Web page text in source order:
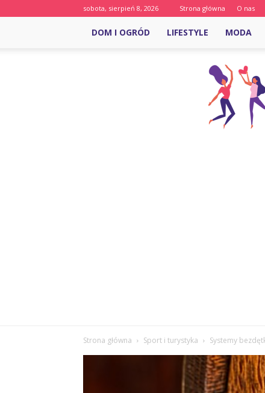
sobota, sierpień 8, 2026 Strona główna O nas
DOM I OGRÓD LIFESTYLE MODA
Strona główna Sport i turystyka Systemy